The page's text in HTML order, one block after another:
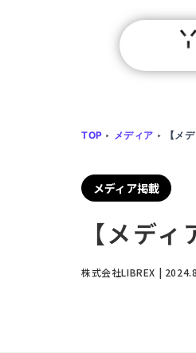
TOP ‣ メディア ‣ 【メ
メディア掲載
【メデ
株式会社LIBREX |